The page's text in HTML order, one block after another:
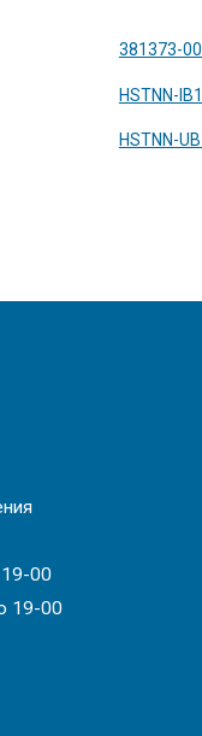
381373-
HSTNN-
HSTNN-
00
19-00